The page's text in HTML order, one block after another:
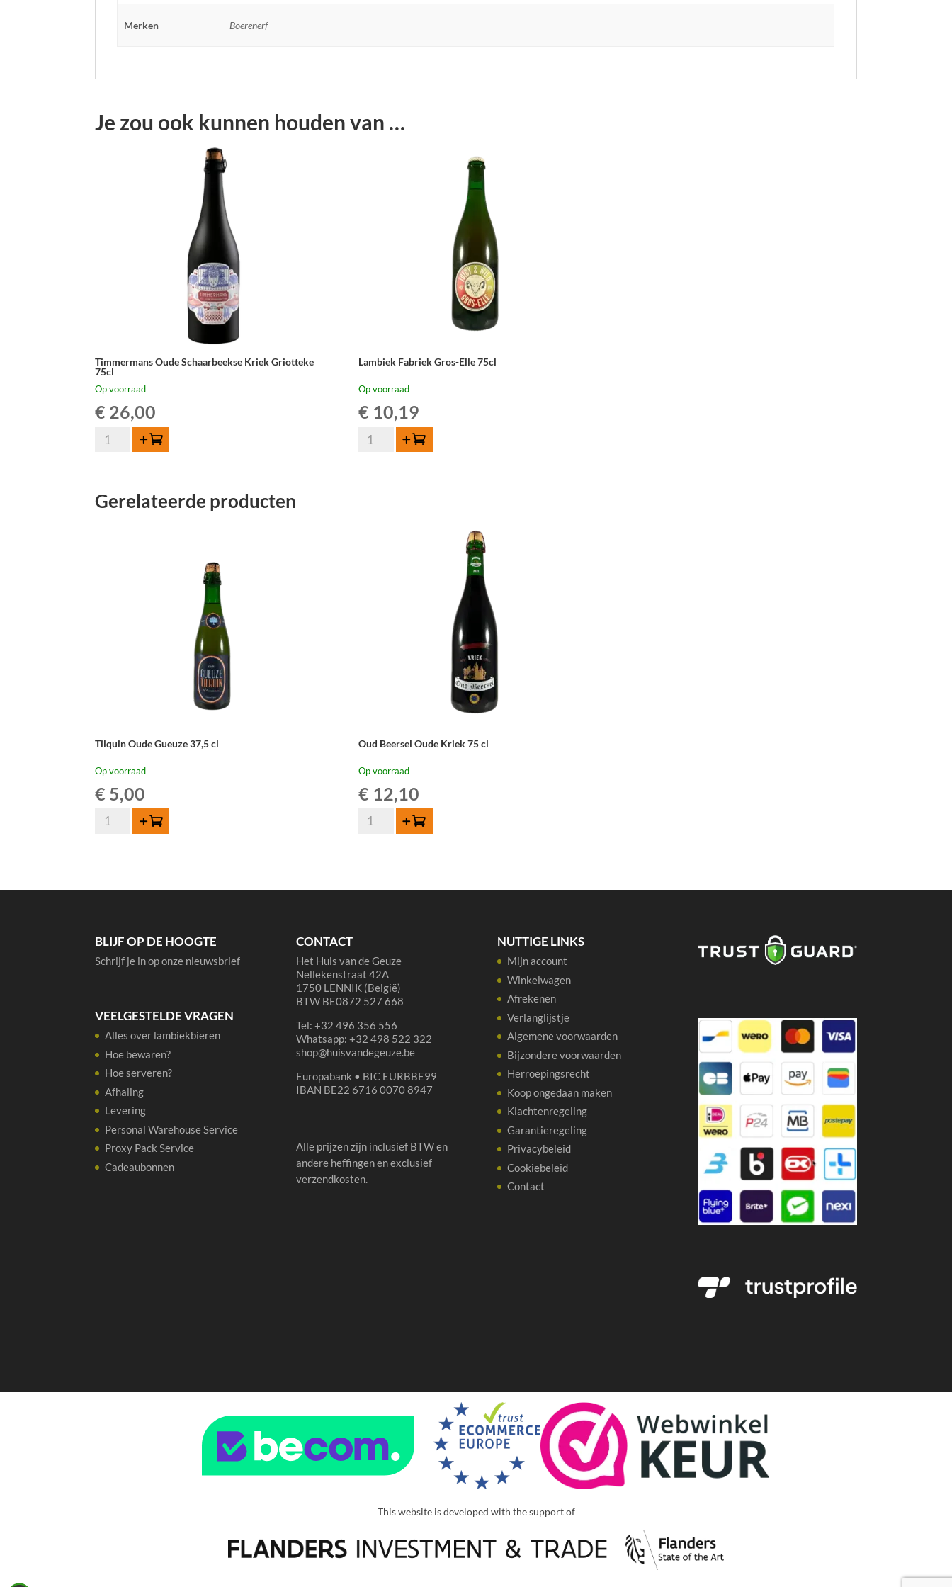
Merken Boerenerf
Je zou ook kunnen houden van …
Timmermans Oude Schaarbeekse Kriek Griotteke
75cl
Op voorraad
€ 26,00
Timmermans
Griotteke
Toevoegen
Lambiek Fabriek Gros-Elle 75cl
Op voorraad
€ 10,19
Lambiek
Toevoegen
Gerelateerde producten
Tilquin Oude Gueuze 37,5 cl
Op voorraad
€ 5,00
Tilquin
Toevoegen
Oud Beersel Oude Kriek 75 cl
Op voorraad
€ 12,10
Oud
Toevoegen
BLIJF OP DE HOOGTE
Schrijf je in op onze nieuwsbrief
VEELGESTELDE VRAGEN
Alles over lambiekbieren
Hoe bewaren?
Hoe serveren?
Afhaling
Levering
Personal Warehouse Service
Proxy Pack Service
Cadeaubonnen
CONTACT
Het Huis van de Geuze
Nellekenstraat 42A
1750 LENNIK (België)
BTW BE0872 527 668
Tel: +32 496 356 556
Whatsapp: +32 498 522 322
shop@huisvandegeuze.be
Europabank • BIC EURBBE99
IBAN BE22 6716 0070 8947
Alle prijzen zijn inclusief BTW en
andere heffingen en exclusief
verzendkosten.
NUTTIGE LINKS
Mijn account
Winkelwagen
Afrekenen
Verlanglijstje
Algemene voorwaarden
Bijzondere voorwaarden
Herroepingsrecht
Koop ongedaan maken
Klachtenregeling
Garantieregeling
Privacybeleid
Cookiebeleid
Contact
This website is developed with the support of